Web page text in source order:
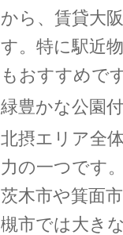
から、賃貸大
す。特に駅近
もおすすめで
緑豊かな公園
北摂エリア全
力の一つです
茨木市や箕面
槻市では大き